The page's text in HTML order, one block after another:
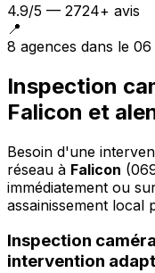
4.9/5 — 2724+ avis
📍
8 agences dans le 06
Inspection
Falicon et
Besoin d'une
réseau à Falicon
immédiatement ou
assainissement local
Inspection
intervention